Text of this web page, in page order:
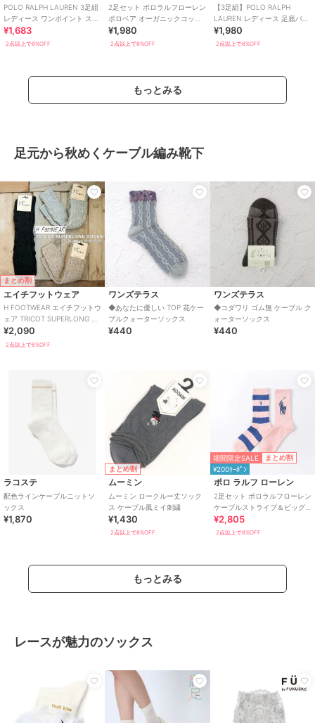
POLO RALPH LAUREN 3足組
レディース ワンポイント スニ
ーカー丈 ソックス
¥1,683
2点以上で8%OFF
2足セット ポロラルフローレン
ポロベア オーガニックコット
ン混 ショート丈ソックス
¥1,980
2点以上で8%OFF
【3足組】POLO RALPH
LAUREN レディース 足底パイ
ル 多色 ショート丈ソックス
¥1,980
2点以上で8%OFF
もっとみる
足元から秋めくケーブル編み靴下
まとめ割
エイチフットウェア
H FOOTWEAR エイチフットウ
ェア TRICOT SUPERLONG ケ
ーブルニーハイソックス
¥2,090
2点以上で8%OFF
ワンズテラス
◆あなたに優しい TOP 花ケー
ブルクォーターソックス
¥440
ワンズテラス
◆コダワリ ゴム無 ケーブル ク
ォーターソックス
¥440
ラコステ
配色ラインケーブルニットソ
ックス
¥1,870
まとめ割
ムーミン
ムーミン ロークルー丈ソック
ス ケーブル風ミイ刺繍
¥1,430
2点以上で8%OFF
期間限定SALE まとめ割
¥200ｸｰﾎﾟﾝ
ポロ ラルフ ローレン
2足セット ポロラルフローレン
ケーブルストライプ＆ビッグ
ポロ クルー丈 ソックス レディ
ース
¥2,805
2点以上で8%OFF
もっとみる
レースが魅力のソックス